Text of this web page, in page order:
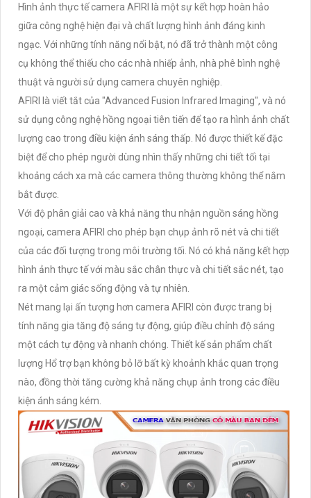
Hình ảnh thực tế camera AFIRI là một sự kết hợp hoàn hảo
giữa công nghệ hiện đại và chất lượng hình ảnh đáng kinh
ngạc. Với những tính năng nổi bật, nó đã trở thành một công
cụ không thể thiếu cho các nhà nhiếp ảnh, nhà phê bình nghệ
thuật và người sử dụng camera chuyên nghiệp.
AFIRI là viết tắt của "Advanced Fusion Infrared Imaging", và nó
sử dụng công nghệ hồng ngoại tiên tiến để tạo ra hình ảnh chất
lượng cao trong điều kiện ánh sáng thấp. Nó được thiết kế đặc
biệt để cho phép người dùng nhìn thấy những chi tiết tối tại
khoảng cách xa mà các camera thông thường không thể nắm
bắt được.
Với độ phân giải cao và khả năng thu nhận nguồn sáng hồng
ngoại, camera AFIRI cho phép bạn chụp ảnh rõ nét và chi tiết
của các đối tượng trong môi trường tối. Nó có khả năng kết hợp
hình ảnh thực tế với màu sắc chân thực và chi tiết sắc nét, tạo
ra một cảm giác sống động và tự nhiên.
Nét mang lại ấn tượng hơn camera AFIRI còn được trang bị
tính năng gia tăng độ sáng tự động, giúp điều chỉnh độ sáng
một cách tự động và nhanh chóng. Thiết kế sản phẩm chất
lượng Hổ trợ bạn không bỏ lỡ bất kỳ khoảnh khắc quan trọng
nào, đồng thời tăng cường khả năng chụp ảnh trong các điều
kiện ánh sáng kém.